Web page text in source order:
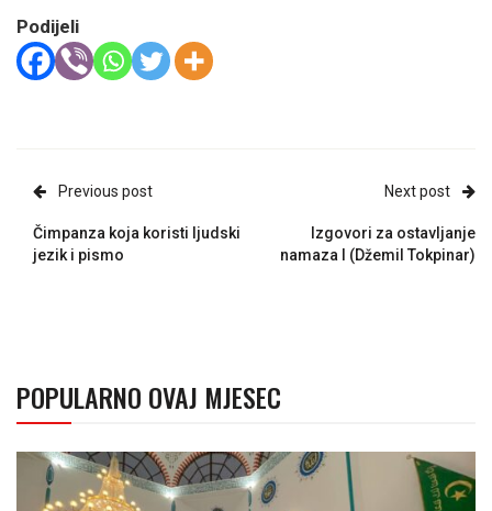
Podijeli
Previous post
Čimpanza koja koristi ljudski
jezik i pismo
Next post
Izgovori za ostavljanje
namaza I (Džemil Tokpinar)
POPULARNO OVAJ MJESEC